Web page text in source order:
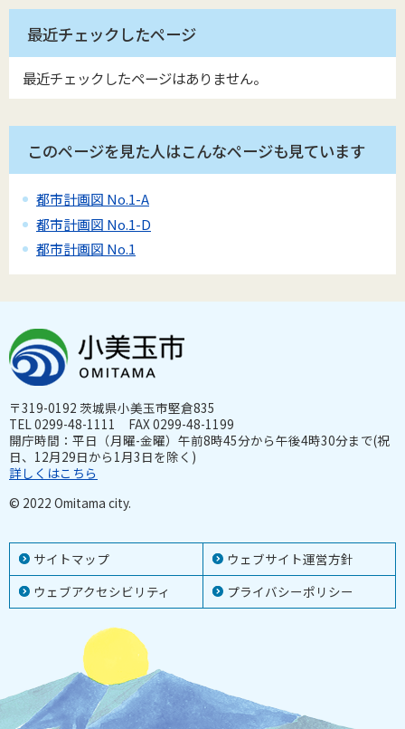
最近チェックしたページ
最近チェックしたページはありません。
このページを見た人はこんなページも見ています
都市計画図 No.1-A
都市計画図 No.1-D
都市計画図 No.1
サイトマップ
ウェブサイト運営方針
ウェブアクセシビリティ
プライバシーポリシー
〒319-0192 茨城県小美玉市堅倉835
TEL 0299-48-1111 FAX 0299-48-1199
開庁時間：平日（月曜-金曜）午前8時45分から午後4時30分まで(祝
日、12月29日から1月3日を除く)
詳しくはこちら
© 2022 Omitama city.